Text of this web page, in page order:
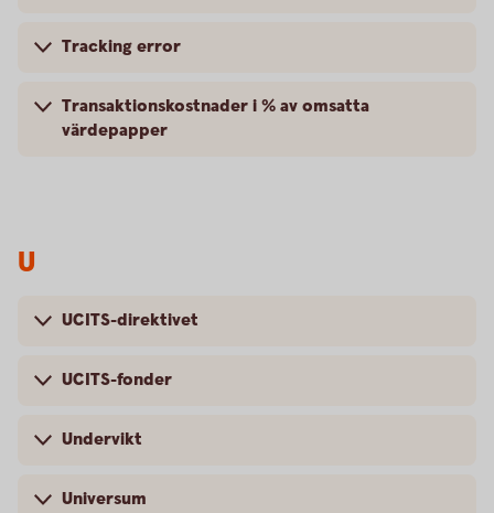
Tracking error
Transaktionskostnader i % av omsatta
värdepapper
U
UCITS-direktivet
UCITS-fonder
Undervikt
Universum